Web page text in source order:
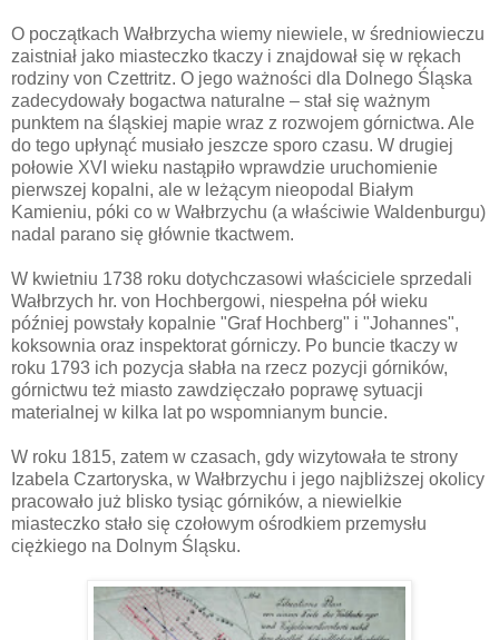
O początkach Wałbrzycha wiemy niewiele, w średniowieczu
zaistniał jako miasteczko tkaczy i znajdował się w rękach
rodziny von Czettritz. O jego ważności dla Dolnego Śląska
zadecydowały bogactwa naturalne – stał się ważnym
punktem na śląskiej mapie wraz z rozwojem górnictwa. Ale
do tego upłynąć musiało jeszcze sporo czasu. W drugiej
połowie XVI wieku nastąpiło wprawdzie uruchomienie
pierwszej kopalni, ale w leżącym nieopodal Białym
Kamieniu, póki co w Wałbrzychu (a właściwie Waldenburgu)
nadal parano się głównie tkactwem.
W kwietniu 1738 roku dotychczasowi właściciele sprzedali
Wałbrzych hr. von Hochbergowi, niespełna pół wieku
później powstały kopalnie "Graf Hochberg" i "Johannes",
koksownia oraz inspektorat górniczy. Po buncie tkaczy w
roku 1793 ich pozycja słabła na rzecz pozycji górników,
górnictwu też miasto zawdzięczało poprawę sytuacji
materialnej w kilka lat po wspomnianym buncie.
W roku 1815, zatem w czasach, gdy wizytowała te strony
Izabela Czartoryska, w Wałbrzychu i jego najbliższej okolicy
pracowało już blisko tysiąc górników, a niewielkie
miasteczko stało się czołowym ośrodkiem przemysłu
ciężkiego na Dolnym Śląsku.